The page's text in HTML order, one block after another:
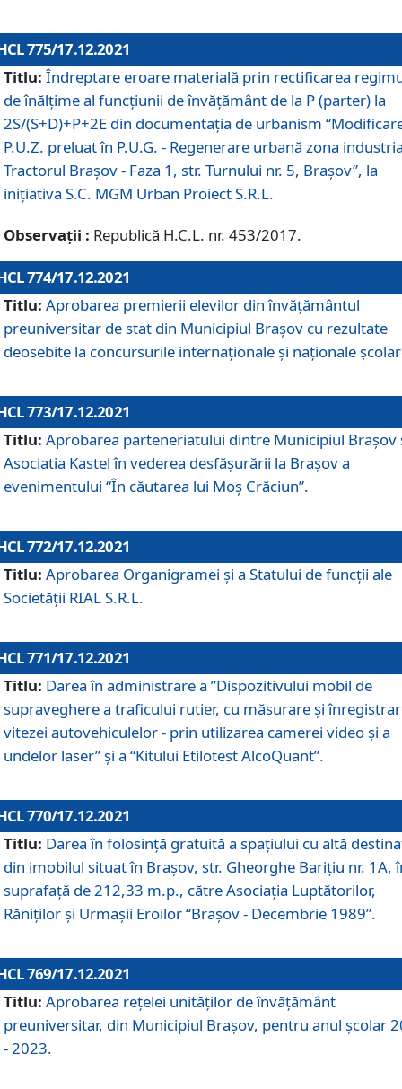
775/17.12.2021
Titlu: Îndreptare eroare materială prin rectificarea
de înălţime al funcţiunii de învăţământ de la P (parter) la
2S/(S+D)+P+2E din documentaţia de urbanism
P.U.Z. preluat în P.U.G. - Regenerare urbană zona
Tractorul Braşov - Faza 1, str. Turnului nr. 5, Braşov”, la
iniţiativa S.C. MGM Urban Proiect S.R.L.
Observații : Republică H.C.L. nr. 453/2017.
774/17.12.2021
Titlu: Aprobarea premierii elevilor din învățământul
preuniversitar de stat din Municipiul Brașov cu rezultate
deosebite la concursurile internaționale și naționale
773/17.12.2021
Titlu: Aprobarea parteneriatului dintre Municipiul Brașov
Asociatia Kastel în vederea desfăşurării la Brașov a
evenimentului “În căutarea lui Moș Crăciun”.
772/17.12.2021
Titlu: Aprobarea Organigramei şi a Statului de funcţii ale
Societăţii RIAL S.R.L.
771/17.12.2021
Titlu: Darea în administrare a ”Dispozitivului mobil de
supraveghere a traficului rutier, cu măsurare și
vitezei autovehiculelor - prin utilizarea camerei video și a
undelor laser” și a “Kitului Etilotest AlcoQuant”.
770/17.12.2021
Titlu: Darea în folosinţă gratuită a spaţiului cu altă
din imobilul situat în Braşov, str. Gheorghe Bariţiu nr. 1A,
suprafaţă de 212,33 m.p., către Asociaţia Luptătorilor,
Răniţilor şi Urmaşii Eroilor “Braşov - Decembrie 1989”.
769/17.12.2021
Titlu: Aprobarea reţelei unităţilor de învăţământ
preuniversitar, din Municipiul Braşov, pentru anul şcolar
- 2023.